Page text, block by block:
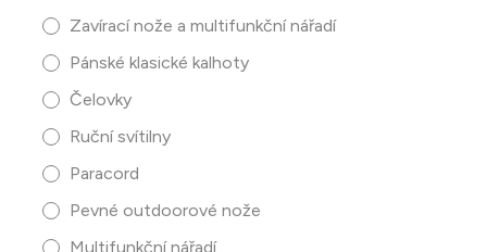
Zavírací nože a multifunkční nářadí
Pánské klasické kalhoty
Čelovky
Ruční svítilny
Paracord
Pevné outdoorové nože
Multifunkční nářadí